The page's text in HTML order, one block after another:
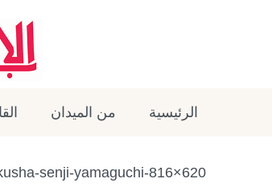
الرئيسية من الميدان
senji-yamaguchi-816×620